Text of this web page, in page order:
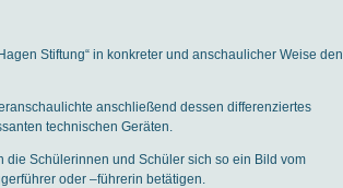
Stiftung“ in konkreter und anschaulicher Weise den
anschließend dessen differenziertes
technischen Geräten.
die Schülerinnen und Schüler sich so ein Bild vom
oder –führerin betätigen.